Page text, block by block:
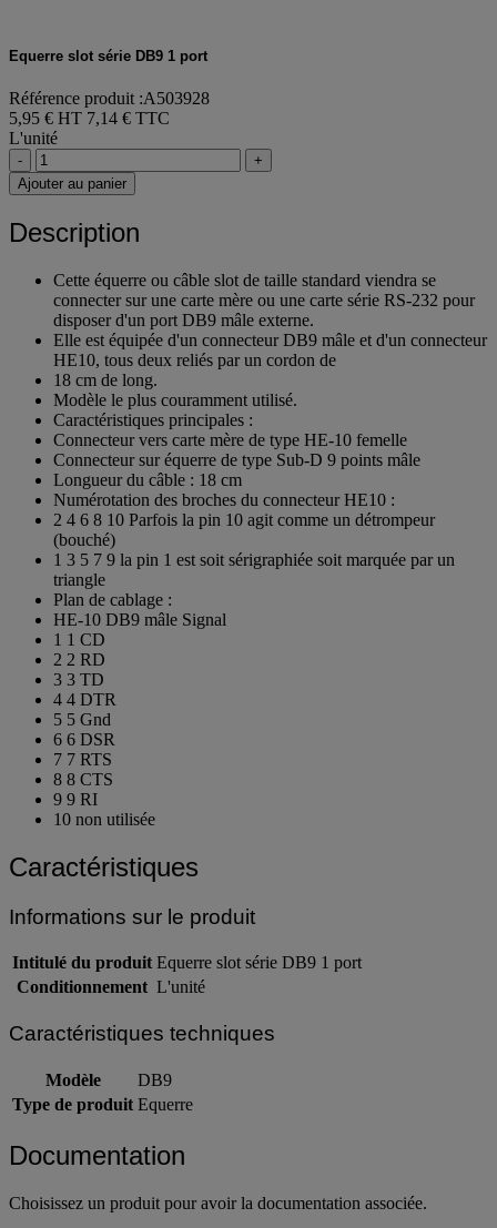
Equerre slot série DB9 1 port
Référence produit :A503928
5,95 € HT 7,14 € TTC
L'unité
-
+
Ajouter au panier
Description
Cette équerre ou câble slot de taille standard viendra se
connecter sur une carte mère ou une carte série RS-232 pour
disposer d'un port DB9 mâle externe.
Elle est équipée d'un connecteur DB9 mâle et d'un connecteur
HE10, tous deux reliés par un cordon de
18 cm de long.
Modèle le plus couramment utilisé.
Caractéristiques principales :
Connecteur vers carte mère de type HE-10 femelle
Connecteur sur équerre de type Sub-D 9 points mâle
Longueur du câble : 18 cm
Numérotation des broches du connecteur HE10 :
2 4 6 8 10 Parfois la pin 10 agit comme un détrompeur
(bouché)
1 3 5 7 9 la pin 1 est soit sérigraphiée soit marquée par un
triangle
Plan de cablage :
HE-10 DB9 mâle Signal
1 1 CD
2 2 RD
3 3 TD
4 4 DTR
5 5 Gnd
6 6 DSR
7 7 RTS
8 8 CTS
9 9 RI
10 non utilisée
Caractéristiques
Informations sur le produit
Intitulé du produit Equerre slot série DB9 1 port
Conditionnement L'unité
Caractéristiques techniques
Modèle
DB9
Type de produit Equerre
Documentation
Choisissez un produit pour avoir la documentation associée.